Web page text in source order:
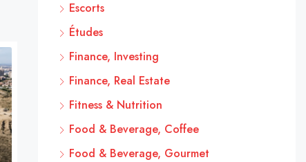
Escorts
Études
Finance, Investing
Finance, Real Estate
Fitness & Nutrition
Food & Beverage, Coffee
Food & Beverage, Gourmet